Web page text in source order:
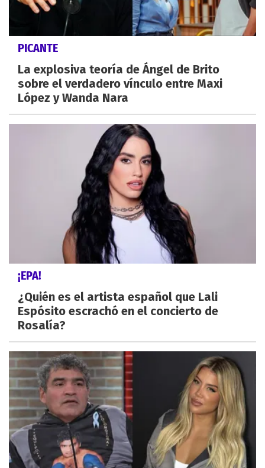
PICANTE
La explosiva teoría de Ángel de Brito
sobre el verdadero vínculo entre Maxi
López y Wanda Nara
¡EPA!
¿Quién es el artista español que Lali
Espósito escrachó en el concierto de
Rosalía?